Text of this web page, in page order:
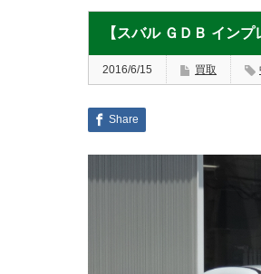
【スバル ＧＤＢ イン
2016/6/15 買取
Share